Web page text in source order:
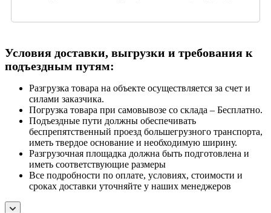
Условия доставки, выгрузки и требования к
подъездным путям:
Разгрузка товара на объекте осуществляется за счет и
силами заказчика.
Погрузка товара при самовывозе со склада – Бесплатно.
Подъездные пути должны обеспечивать
беспрепятственный проезд большегрузного транспорта,
иметь твердое основание и необходимую ширину.
Разгрузочная площадка должна быть подготовлена и
иметь соответствующие размеры
Все подробности по оплате, условиях, стоимости и
сроках доставки уточняйте у наших менеджеров